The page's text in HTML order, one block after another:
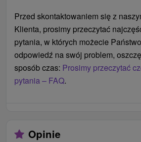
Przed skontaktowaniem się z
Klienta, prosimy przeczytać
pytania, w których możecie
odpowiedź na swój problem,
sposób czas: Prosimy przeczytać
pytania – FAQ.
Opinie